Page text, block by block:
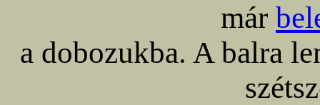
már
a dobozukba. A balra